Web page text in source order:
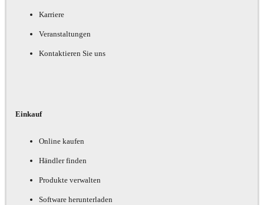
Karriere
Veranstaltungen
Kontaktieren Sie uns
Einkauf
Online kaufen
Händler finden
Produkte verwalten
Software herunterladen